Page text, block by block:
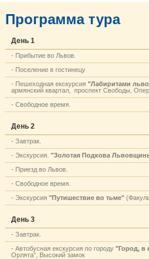
Программа тура
День 1
- Прибытие во Львов.
- Поселение в гостинецу
- Пешеходная екскурсия "Лабиритами
армянский квартал, проспект Свободы,
- Свободное время.
День 2
- Завтрак.
- Экскурсия. "Золотая Подкова
- Приезд во Львов.
- Свободное время.
- Экскурсия "Путишествие во тьме"
День 3
- Завтрак.
- Автобусная екскурсия по городу "Город, в
Орлята", Высокий замок